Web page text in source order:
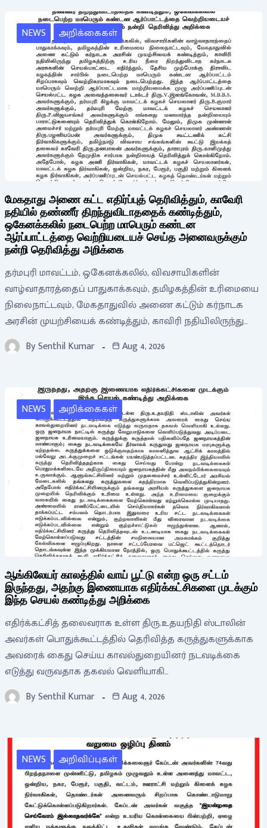
NEWS அறிக்கைகள்
மேகதாது அணை கட்ட எதிர்ப்புத் தெரிவித்தும், காவேரி
நதியில் தண்ணீர் திறந்துவிடாததைக் கண்டித்தும்,
ஒகேனக்கலில் நடைபெற்ற மாபெரும் கண்டன
ஆர்ப்பாட்டத்தை வெற்றியடையச் செய்த அனைவருக்கும்
நன்றி தெரிவித்து அறிக்கை
தர்மபுரி மாவட்டம், ஒகேனக்கலில், விவசாயிகளின்
வாழ்வாதாரத்தைப் பாதுகாக்கவும், தமிழகத்தின் உரிமையை
நிலைநாட்டவும், மேகதாதுவில் அணை கட்டும் கர்நாடக
அரசின் முயற்சியைக் கண்டித்தும், காவிரி நதியிலிருந்து…
BySenthil Kumar Aug 4, 2026
NEWS அறிக்கைகள்
ஆங்கிலேயர் காலத்தில் வாய் பூட்டு என்ற ஒரு சட்டம்
இருந்தது, அதற்கு இணையாக எதிர்க்கட்சிகளை முடக்கும்
இந்த செயல் கண்டித்து அறிக்கை
எதிர்க்கட்சித் தலைவராக உள்ள திரு.உதயநிதி ஸ்டாலின்
அவர்கள் பொதுக்கூட்டத்தில் தெரிவித்த கருத்துகளுக்காக
அவரைக் கைது செய்ய காவல்துறையினர் நடவடிக்கை
எடுத்து வருவதாக தகவல் வெளியாகி…
BySenthil Kumar Aug 4, 2026
NEWS அறிவிப்புகள்